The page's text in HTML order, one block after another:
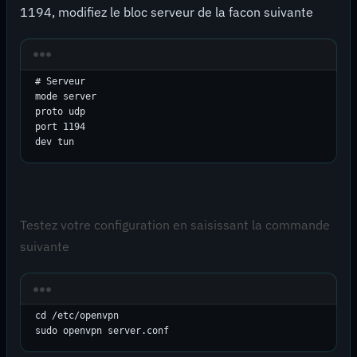
1194, modifiez le bloc serveur de la facon suivante
# Serveur
mode server
proto udp
port 1194
dev tun
Testez votre configuration en saisissant la commande
suivante
cd /etc/openvpn
sudo openvpn server.conf